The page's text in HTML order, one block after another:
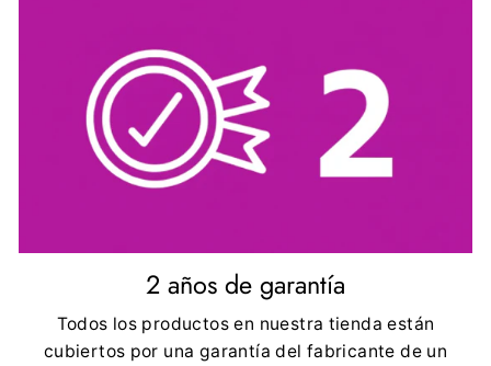
2 años de garantía
Todos los productos en nuestra tienda están
cubiertos por una garantía del fabricante de un